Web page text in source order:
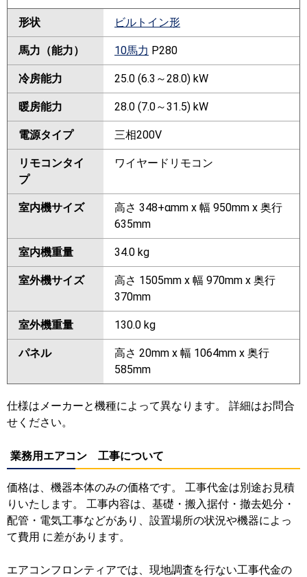
形状 ビルトイン形
馬力（能力） 10馬力 P280
冷房能力 25.0 (6.3～28.0) kW
暖房能力 28.0 (7.0～31.5) kW
電源タイプ 三相200V
リモコンタイ
プ
ワイヤードリモコン
室内機サイズ
高さ 348+αmm x 幅 950mm x 奥行
635mm
室内機重量 34.0 kg
室外機サイズ
高さ 1505mm x 幅 970mm x 奥行
370mm
室外機重量 130.0 kg
パネル
高さ 20mm x 幅 1064mm x 奥行
585mm
仕様はメーカーと機種によって異なります。 詳細はお問合
せください。
業務用エアコン 工事について
価格は、機器本体のみの価格です。 工事代金は別途お見積
りいたします。 工事内容は、基礎・搬入据付・撤去処分・
配管・電気工事などがあり、設置場所の状況や機器によっ
て費用 に差があります。
エアコンフロンティアでは、現地調査を行ない工事代金の